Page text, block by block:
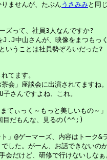
ませんが、たぶん うさみみと同
ズって、社員3人なんですか?
中山さんが、映像をまつもっ
いうことは社員勢ぞろいだった?
てます。
会」座談会に出演されてますね
子さんですよね、これ。
てぃっく～もっと美しいもの～
目だもんな、見るの(^^;)
」@ゲーマーズ、内容はトーク&
した。がーん、お話できないの
会だけど、研修で行けないしなぁ